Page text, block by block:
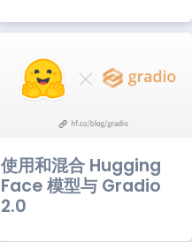
使用和混合 Hugging
Face 模型与 Gradio
2.0